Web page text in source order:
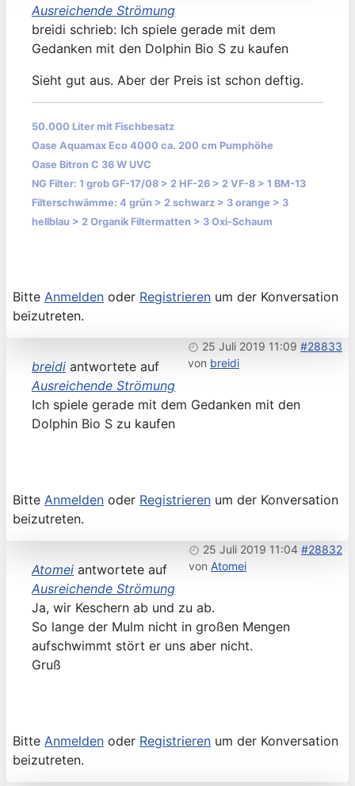
Ausreichende Strömung
breidi schrieb: Ich spiele gerade mit dem
Gedanken mit den Dolphin Bio S zu kaufen
Sieht gut aus. Aber der Preis ist schon deftig.
50.000 Liter mit Fischbesatz
Oase Aquamax Eco 4000 ca. 200 cm Pumphöhe
Oase Bitron C 36 W UVC
NG Filter: 1 grob GF-17/08 > 2 HF-26 > 2 VF-8 > 1 BM-13
Filterschwämme: 4 grün > 2 schwarz > 3 orange > 3
hellblau > 2 Organik Filtermatten > 3 Oxi-Schaum
Bitte Anmelden oder Registrieren um der Konversation
beizutreten.
25 Juli 2019 11:09 #28833
von breidi
breidi antwortete auf
Ausreichende Strömung
Ich spiele gerade mit dem Gedanken mit den
Dolphin Bio S zu kaufen
Bitte Anmelden oder Registrieren um der Konversation
beizutreten.
25 Juli 2019 11:04 #28832
von Atomei
Atomei antwortete auf
Ausreichende Strömung
Ja, wir Keschern ab und zu ab.
So lange der Mulm nicht in großen Mengen
aufschwimmt stört er uns aber nicht.
Gruß
Bitte Anmelden oder Registrieren um der Konversation
beizutreten.